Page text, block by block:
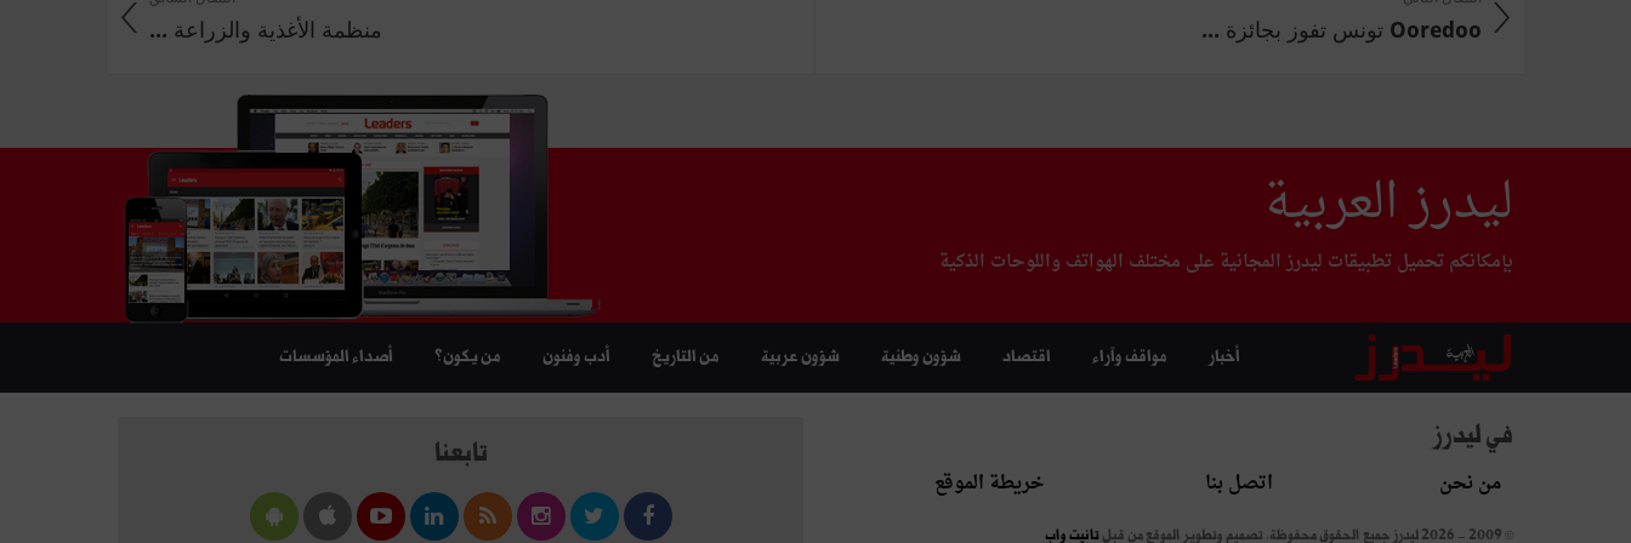
منظمة الأغذية والزراعة ... Ooredoo تونس تفوز بجائزة ...
ليدرز العربية
بإمكانكم تحميل تطبيقات ليدرز المجانية على مختلف الهواتف واللوحات الذكية
أخبار مواقف وآراء اقتصاد شؤون وطنية شؤون عربية من التاريخ أدب وفنون من يكون؟ أصداء المؤسسات
في ليدرز
من نحن اتصل بنا خريطة الموقع
© 2009 - 2026 ليدرز جميع الحقوق محفوظة. تصميم وتطوير الموقع من قبل تانيت واب
تابعنا